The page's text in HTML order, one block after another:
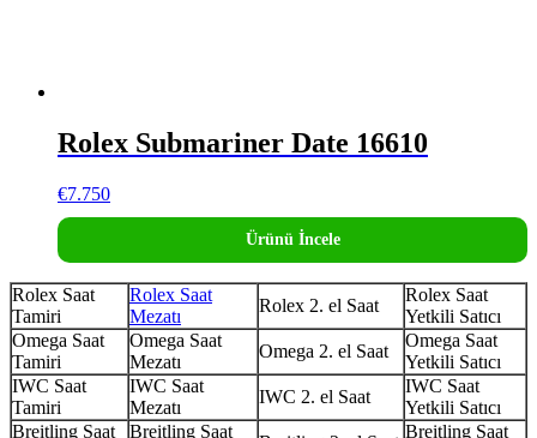
Rolex Submariner Date 16610
€7.750
Ürünü İncele
Rolex Saat
Tamiri
Rolex Saat
Mezatı
Rolex 2. el Saat
Rolex Saat
Yetkili Satıcı
Omega Saat
Tamiri
Omega Saat
Mezatı
Omega 2. el Saat
Omega Saat
Yetkili Satıcı
IWC Saat
Tamiri
IWC Saat
Mezatı
IWC 2. el Saat
IWC Saat
Yetkili Satıcı
Breitling Saat
Breitling Saat
Breitling Saat